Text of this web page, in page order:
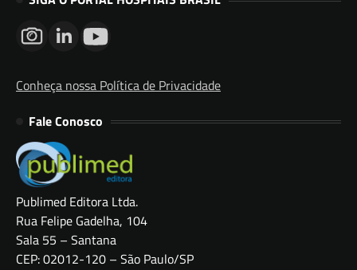
Conheça nossa Política de Privacidade
Fale Conosco
Publimed Editora Ltda.
Rua Felipe Gadelha, 104
Sala 55 – Santana
CEP: 02012-120 – São Paulo/SP